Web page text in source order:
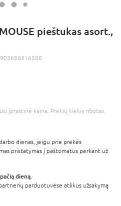
pieštukas asort.,
įprastinė kaina. Prekių kiekis ribotas.
dienas, jeigu prie prekės
pristatymas į paštomatus perkant už
dieną.
parduotuvėse atlikus užsakymą